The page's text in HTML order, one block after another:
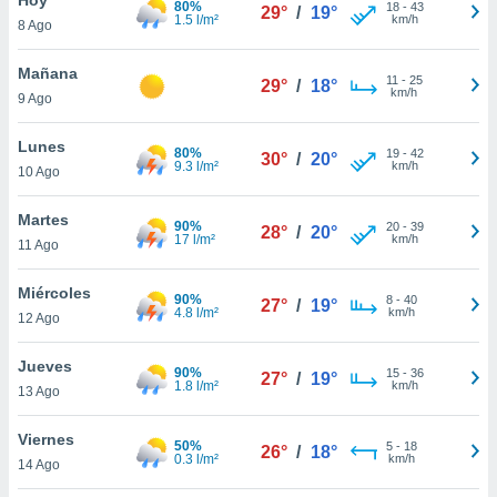
en
más
nuestra
de
cookies
aceptar
8 Ago
80%
1.5 l/m²
29° / 19° 18- 43
km/h
Mañana
9 Ago
29° / 18° 11 - 25
km/h
Lunes
10 Ago
80%
9.3 l/m²
30° / 20° 19- 42
km/h
Martes
11 Ago
90%
17 l/m²
28° / 20° 20- 39
km/h
Miércoles
12 Ago
90%
4.8 l/m²
27° / 19° 8- 40
km/h
Jueves
13 Ago
90%
1.8 l/m²
27° / 19° 15- 36
km/h
Viernes
14 Ago
50%
0.3 l/m²
26° / 18° 5- 18
km/h